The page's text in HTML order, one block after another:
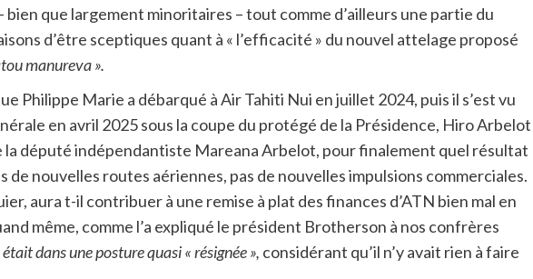
que largement minoritaires – tout comme d’ailleurs une partie du
d’être sceptiques quant à « l’efficacité » du nouvel attelage proposé
manureva ».
Philippe Marie a débarqué à Air Tahiti Nui en juillet 2024, puis il s’est vu
en avril 2025 sous la coupe du protégé de la Présidence, Hiro Arbelot
la député indépendantiste Mareana Arbelot, pour finalement quel résultat
de nouvelles routes aériennes, pas de nouvelles impulsions commerciales.
aura t-il contribuer à une remise à plat des finances d’ATN bien mal en
même, comme l’a expliqué le président Brotherson à nos confrères
était dans une posture quasi « résignée », considérant qu’il n’y avait rien à faire